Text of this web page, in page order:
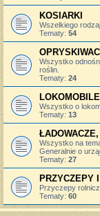
KOSIARKI
Wszelkiego
Tematy: 54
Wszystko
roślin.
Tematy: 24
LOKOMOBILE
Wszystko o
Tematy: 13
Wszystko na
Generalnie o
Tematy: 27
PRZYCZEPY
Przyczepy
Tematy: 60